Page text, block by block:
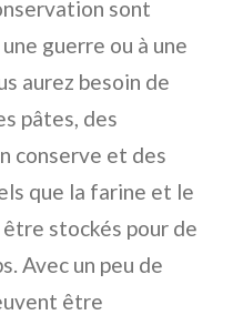
sont
guerre ou à une
aurez besoin de
pâtes, des
conserve et des
que la farine et le
stockés pour de
Avec un peu de
être